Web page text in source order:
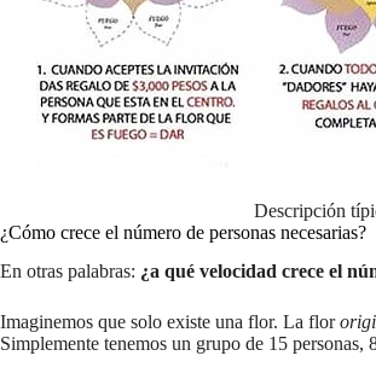
Descripción
¿Cómo crece el número de personas necesarias?
En otras palabras: ¿a qué velocidad crece el
Imaginemos que solo existe una flor. La flor
Simplemente tenemos un grupo de 15 personas,